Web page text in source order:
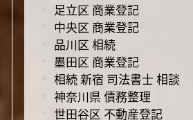
足立区 商業登記
中央区 商業登記
品川区 相続
墨田区 商業登記
相続 新宿 司法書士 相談
神奈川県 債務整理
世田谷区 不動産登記